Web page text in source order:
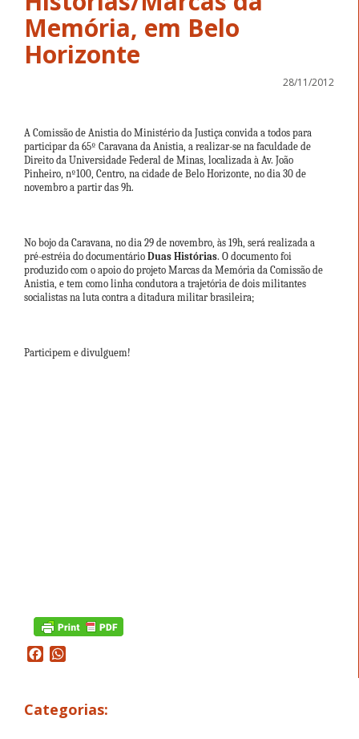
Memória, em Belo
Horizonte
28/11/2012
A Comissão de Anistia do Ministério da Justiça convida a todos para
participar da 65º Caravana da Anistia, a realizar-se na faculdade de
Direito da Universidade Federal de Minas, localizada à Av. João
Pinheiro, nº100, Centro, na cidade de Belo Horizonte, no dia 30 de
novembro a partir das 9h.
No bojo da Caravana, no dia 29 de novembro, às 19h, será realizada a
pré-estréia do documentário Duas Histórias. O documento foi
produzido com o apoio do projeto Marcas da Memória da Comissão de
Anistia, e tem como linha condutora a trajetória de dois militantes
socialistas na luta contra a ditadura militar brasileira;
Participem e divulguem!
Facebook
Categorias: